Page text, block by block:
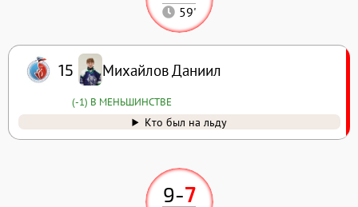
9-7
59'
15 Михайлов Даниил
(-1) В МЕНЬШИНСТВЕ
Кто был на льду